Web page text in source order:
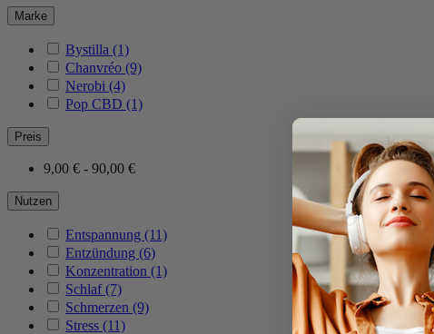
Marke
Bystilla (1)
Chanvréo (9)
Nerobi (4)
Pop CBD (1)
Preis
9,00 € - 90,00 €
Nutzen
Entspannung (11)
Entzündung (6)
Konzentration (1)
Schlaf(7)
Schmerzen (9)
Stress (11)